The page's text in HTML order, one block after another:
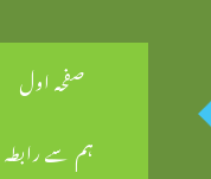
صفحہ اول
ہم سے رابطہ